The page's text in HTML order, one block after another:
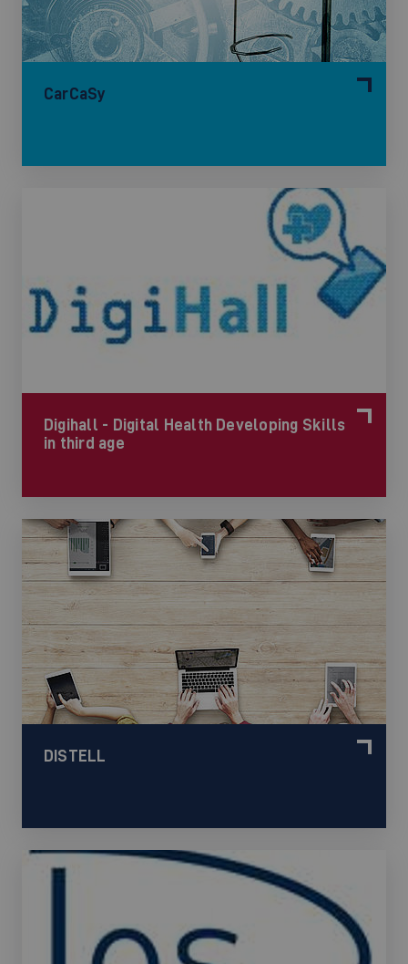
CarCaSy
Digihall - Digital Health Developing Skills
in third age
DISTELL